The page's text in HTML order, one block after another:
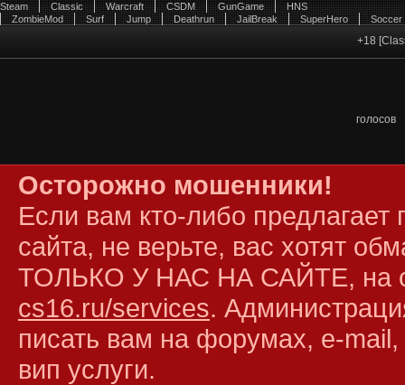
Steam Classic Warcraft CSDM GunGame
HNS
ZombieMod
Surf Jump Deathrun JailBreak SuperHero Soccer
+18
голосов
Осторожно мошенники!
Если вам кто-либо
сайта, не верьте, вас хотят
ТОЛЬКО У НАС НА САЙТЕ, на
cs16.ru/services.
писать вам на форумах, e-mail,
вип услуги.